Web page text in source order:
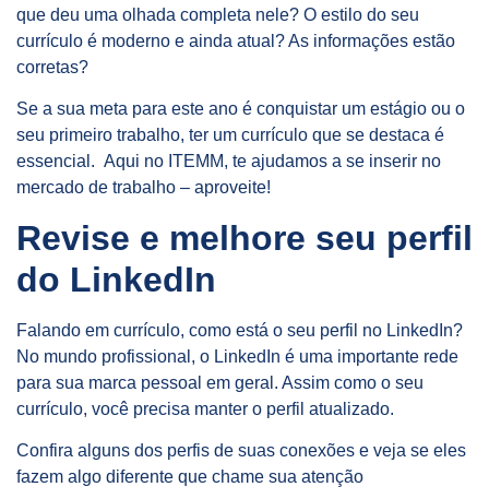
que deu uma olhada completa nele? O estilo do seu
currículo é moderno e ainda atual? As informações estão
corretas?
Se a sua meta para este ano é conquistar um estágio ou o
seu primeiro trabalho, ter um currículo que se destaca é
essencial. Aqui no ITEMM, te ajudamos a se inserir no
mercado de trabalho – aproveite!
Revise e melhore seu perfil
do LinkedIn
Falando em currículo, como está o seu perfil no LinkedIn?
No mundo profissional, o LinkedIn é uma importante rede
para sua marca pessoal em geral. Assim como o seu
currículo, você precisa manter o perfil atualizado.
Confira alguns dos perfis de suas conexões e veja se eles
fazem algo diferente que chame sua atenção